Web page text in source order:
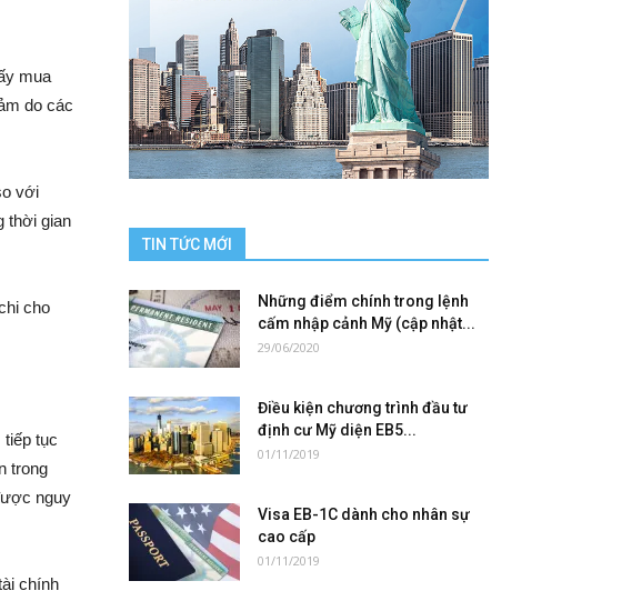
mua
do các
với
thời gian
cho
tục
trong
nguy
chính
TIN TỨC MỚI
Những điểm chính trong lệnh
cấm nhập cảnh Mỹ (cập nhật...
29/06/2020
Điều kiện chương trình đầu tư
định cư Mỹ diện EB5...
01/11/2019
Visa EB-1C dành cho nhân sự
cao cấp
01/11/2019